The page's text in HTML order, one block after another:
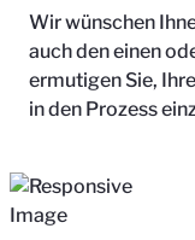
Wir wünschen
auch den einen
ermutigen Sie,
in den Prozess